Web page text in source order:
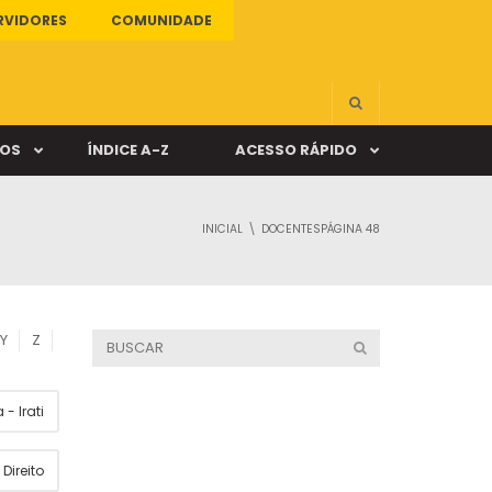
COMUNIDADE
ÍNDICE A-Z ACESSO RÁPIDO
INICIAL DOCENTESPÁGINA 48
Y Z
- Irati
Direito